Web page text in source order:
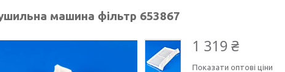
машина фільтр 653867
1 319 ₴
Показати оптові ціни